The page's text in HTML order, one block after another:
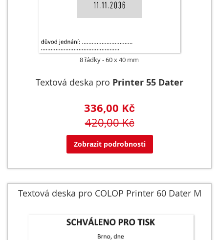
8 řádky 60 x 40 mm
Textová deska pro Printer 55 Dater
336,00 Kč
420,00 Kč
Zobrazit podrobnosti
Textová deska pro COLOP Printer 60 Dater M